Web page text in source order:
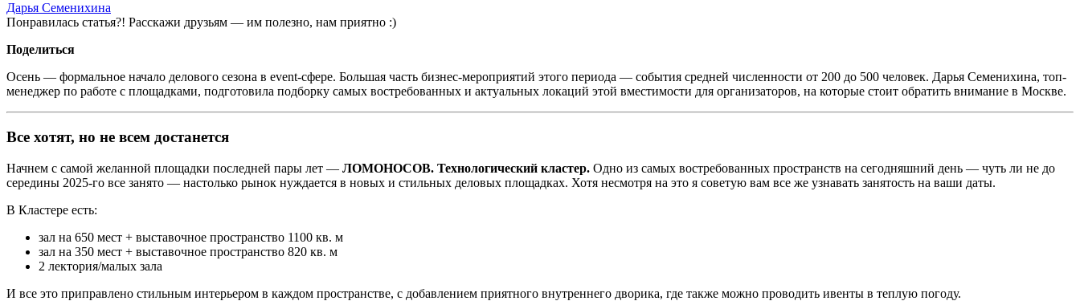
Дарья Семенихина
Понравилась статья?! Расскажи друзьям — им полезно, нам приятно :)
Поделиться
Осень — формальное начало делового сезона в event-сфере. Большая часть бизнес-мероприятий этого периода — события средней численности от 200 до 500 человек. Дарья Семенихина, топ-
менеджер по работе с площадками, подготовила подборку самых востребованных и актуальных локаций этой вместимости для организаторов, на которые стоит обратить внимание в Москве.
Все хотят, но не всем достанется
Начнем с самой желанной площадки последней пары лет — ЛОМОНОСОВ. Технологический кластер. Одно из самых востребованных пространств на сегодняшний день — чуть ли не до
середины 2025-го все занято — настолько рынок нуждается в новых и стильных деловых площадках. Хотя несмотря на это я советую вам все же узнавать занятость на ваши даты.
В Кластере есть:
зал на 650 мест + выставочное пространство 1100 кв. м
зал на 350 мест + выставочное пространство 820 кв. м
2 лектория/малых зала
И все это приправлено стильным интерьером в каждом пространстве, с добавлением приятного внутреннего дворика, где также можно проводить ивенты в теплую погоду.